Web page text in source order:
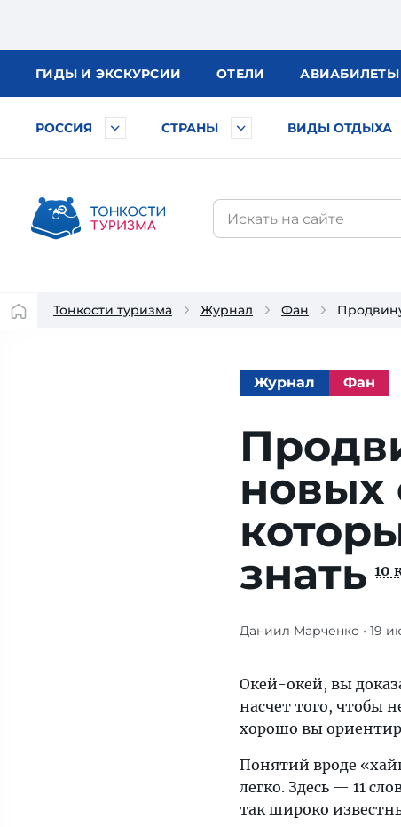
ГИДЫ И ЭКСКУРСИИ ОТЕЛИ АВИАБИЛЕТЫ
РОССИЯ СТРАНЫ ВИДЫ ОТДЫХА
Тонкости туризма Журнал Фан
Журнал Фан
новых
знать 10
11
которые
вошли
в
лексикон
совсем
недавно
Даниил Марченко • 19
Окей-окей, вы
насчет того, чтобы
хорошо вы
Понятий вроде
легко. Здесь — 11
так широко